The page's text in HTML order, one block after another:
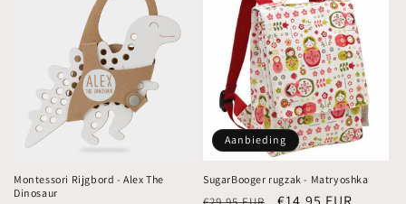
Montessori Rijgbord - Alex The
Dinosaur
Aanbieding
SugarBooger rugzak - Matryoshka